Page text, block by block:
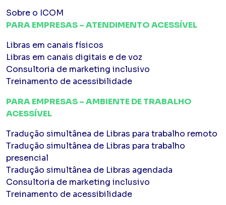
Sobre o ICOM
PARA EMPRESAS – ATENDIMENTO ACESSÍVEL
Libras em canais físicos
Libras em canais digitais e de voz
Consultoria de marketing inclusivo
Treinamento de acessibilidade
PARA EMPRESAS – AMBIENTE DE TRABALHO
ACESSÍVEL
Tradução simultânea de Libras para trabalho remoto
Tradução simultânea de Libras para trabalho
presencial
Tradução simultânea de Libras agendada
Consultoria de marketing inclusivo
Treinamento de acessibilidade